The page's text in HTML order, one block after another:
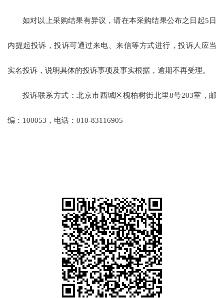
如对以上采购结果有异议，请在本采购结果公布之日起5日
内提起投诉，投诉可通过来电、来信等方式进行，投诉人应当
实名投诉，说明具体的投诉事项及事实根据，逾期不再受理。
投诉联系方式：北京市西城区槐柏树街北里8号203室，邮
编：100053，电话：010-83116905